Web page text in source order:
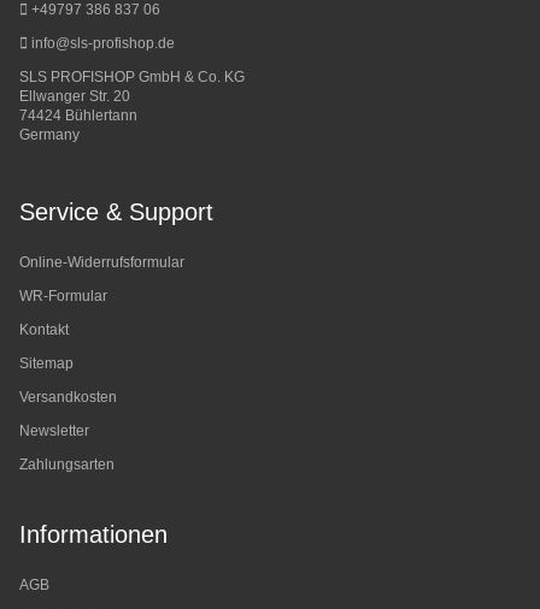
+49797 386 837 06
info@sls-profishop.de
SLS PROFISHOP GmbH & Co. KG
Ellwanger Str. 20
74424 Bühlertann
Germany
Service & Support
Online-Widerrufsformular
WR-Formular
Kontakt
Sitemap
Versandkosten
Newsletter
Zahlungsarten
Informationen
AGB